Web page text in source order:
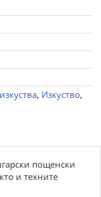
, Изкуство,
пощенски
и техните